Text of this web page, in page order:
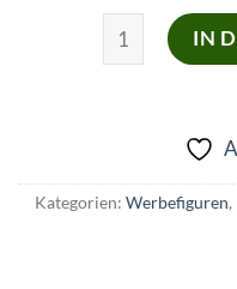
Esel
IN
Kategorien: Werbefiguren,